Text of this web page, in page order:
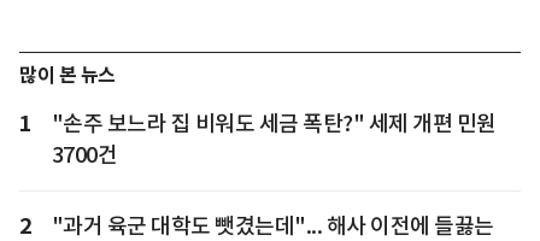
많이 본 뉴스
1
"손주 보느라 집 비워도 세금 폭탄?" 세제 개편 민원
3700건
2
"과거 육군 대학도 뺏겼는데"... 해사 이전에 들끓는